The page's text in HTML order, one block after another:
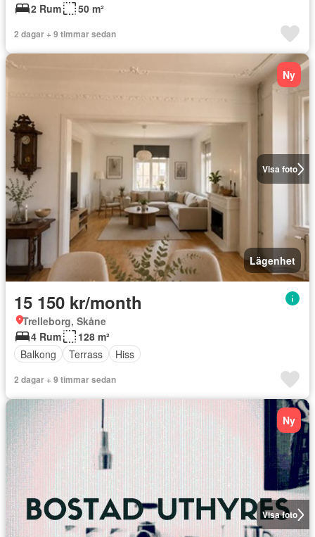
2 Rum 50 m²
2 dagar + 9 timmar sedan
Visa foto
Ny
Lägenhet
15 150 kr/month
Trelleborg, Skåne
4 Rum
128 m²
Balkong
Terrass Hiss
2 dagar + 9 timmar sedan
Visa foto
Ny